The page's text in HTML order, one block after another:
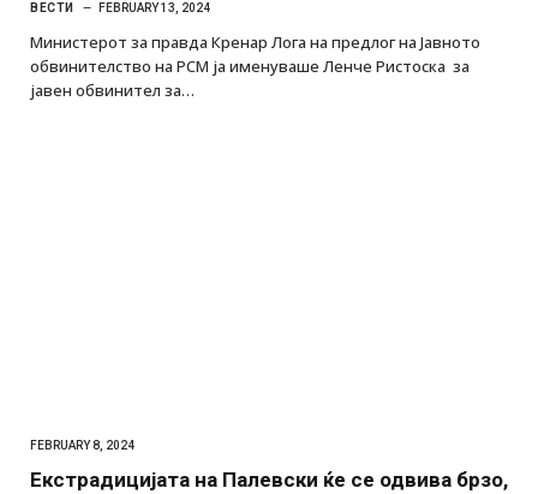
ВЕСТИ FEBRUARY 13, 2024
Министерот за правда Кренар Лога на предлог на Јавното
обвинителство на РСМ ја именуваше Ленче Ристоска за
јавен обвинител за…
FEBRUARY 8, 2024
Екстрадицијата на Палевски ќе се одвива брзо,